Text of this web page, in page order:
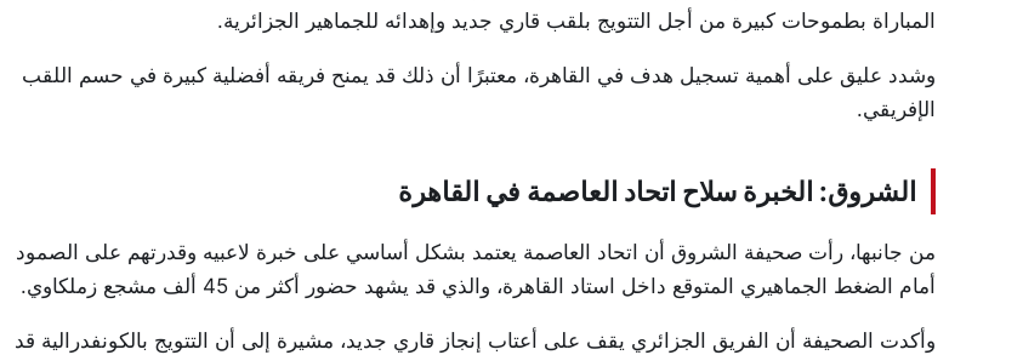
المباراة بطموحات كبيرة من أجل التتويج بلقب قاري جديد وإهدائه للجماهير الجزائرية.
وشدد عليق على أهمية تسجيل هدف في القاهرة، معتبرًا أن ذلك قد يمنح فريقه أفضلية كبيرة في حسم اللقب
الإفريقي.
الشروق: الخبرة سلاح اتحاد العاصمة في القاهرة
من جانبها، رأت صحيفة الشروق أن اتحاد العاصمة يعتمد بشكل أساسي على خبرة لاعبيه وقدرتهم على الصمود
أمام الضغط الجماهيري المتوقع داخل استاد القاهرة، والذي قد يشهد حضور أكثر من 45 ألف مشجع زملكاوي.
وأكدت الصحيفة أن الفريق الجزائري يقف على أعتاب إنجاز قاري جديد، مشيرة إلى أن التتويج بالكونفدرالية قد